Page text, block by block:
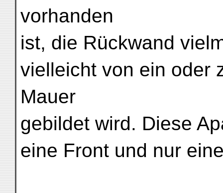
vorhanden
ist, die Rückwand
vielleicht von ein oder
Mauer
gebildet wird. Diese
eine Front und nur